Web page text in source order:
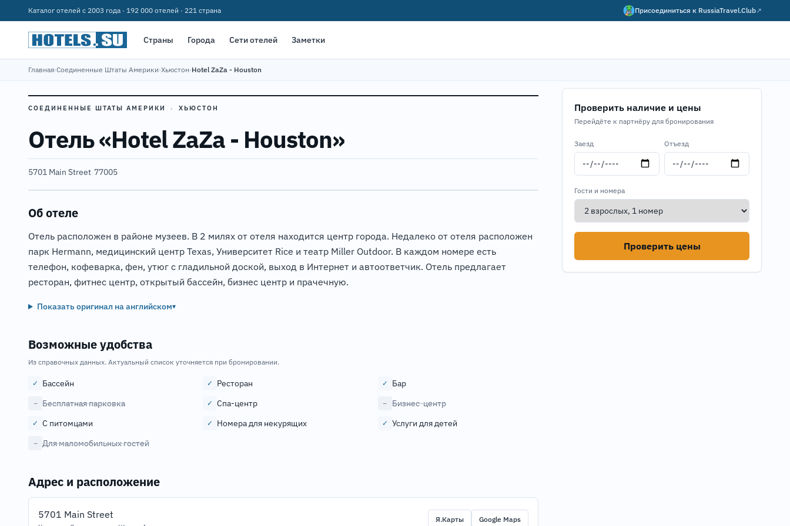
Каталог отелей с 2003 года · 192 000 отелей · 221 страна Присоединиться к RussiaTravel.Club↗
Страны Города Сети отелей Заметки
Главная›Соединенные Штаты Америки›Хьюстон›Hotel ZaZa - Houston
СОЕДИНЕННЫЕ ШТАТЫ АМЕРИКИ › ХЬЮСТОН
Отель «Hotel ZaZa - Houston»
5701 Main Street·77005
Об отеле
Отель расположен в районе музеев. В 2 милях от отеля находится центр города. Недалеко от отеля расположен
парк Hermann, медицинский центр Texas, Университет Rice и театр Miller Outdoor. В каждом номере есть
телефон, кофеварка, фен, утюг с гладильной доской, выход в Интернет и автоответчик. Отель предлагает
ресторан, фитнес центр, открытый бассейн, бизнес центр и прачечную.
Показать оригинал на английском▾
Возможные удобства
Из справочных данных. Актуальный список уточняется при бронировании.
✓ Бассейн ✓ Ресторан ✓ Бар
− Бесплатная парковка ✓ Спа-центр − Бизнес-центр
✓ С питомцами ✓ Номера для некурящих ✓ Услуги для детей
− Для маломобильных гостей
Адрес и расположение
5701 Main Street Я.Карты Google Maps
Проверить наличие и цены
Перейдёте к партнёру для бронирования
Заезд Отъезд
Гости и номера
Проверить цены